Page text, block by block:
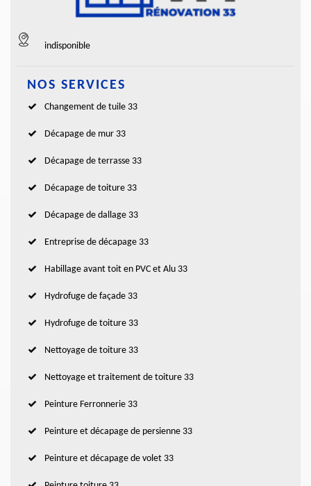
indisponible
NOS SERVICES
Changement de tuile 33
Décapage de mur 33
Décapage de terrasse 33
Décapage de toiture 33
Décapage de dallage 33
Entreprise de décapage 33
Habillage avant toit en PVC et Alu 33
Hydrofuge de façade 33
Hydrofuge de toiture 33
Nettoyage de toiture 33
Nettoyage et traitement de toiture 33
Peinture Ferronnerie 33
Peinture et décapage de persienne 33
Peinture et décapage de volet 33